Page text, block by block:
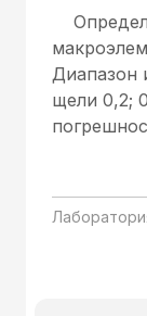
Диапазон
щели 0,2;